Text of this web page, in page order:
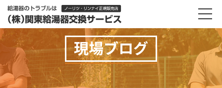
現場ブログ